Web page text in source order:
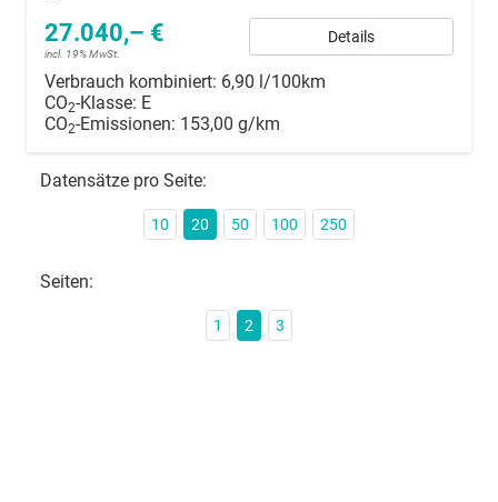
27.040,– €
incl. 19% MwSt.
Details
Verbrauch kombiniert: 6,90 l/100km
CO2-Klasse: E
CO2-Emissionen: 153,00 g/km
Datensätze pro Seite:
10 20 50 100 250
Seiten:
1 2 3